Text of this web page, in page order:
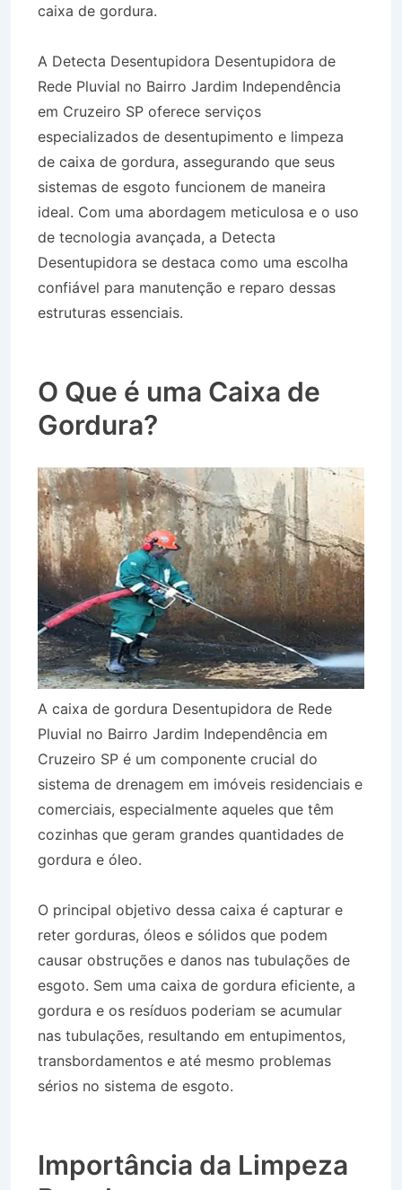
caixa de gordura.
A Detecta Desentupidora Desentupidora de
Rede Pluvial no Bairro Jardim Independência
em Cruzeiro SP oferece serviços
especializados de desentupimento e limpeza
de caixa de gordura, assegurando que seus
sistemas de esgoto funcionem de maneira
ideal. Com uma abordagem meticulosa e o uso
de tecnologia avançada, a Detecta
Desentupidora se destaca como uma escolha
confiável para manutenção e reparo dessas
estruturas essenciais.
O Que é uma Caixa de
Gordura?
A caixa de gordura Desentupidora de Rede
Pluvial no Bairro Jardim Independência em
Cruzeiro SP é um componente crucial do
sistema de drenagem em imóveis residenciais e
comerciais, especialmente aqueles que têm
cozinhas que geram grandes quantidades de
gordura e óleo.
O principal objetivo dessa caixa é capturar e
reter gorduras, óleos e sólidos que podem
causar obstruções e danos nas tubulações de
esgoto. Sem uma caixa de gordura eficiente, a
gordura e os resíduos poderiam se acumular
nas tubulações, resultando em entupimentos,
transbordamentos e até mesmo problemas
sérios no sistema de esgoto.
Importância da Limpeza